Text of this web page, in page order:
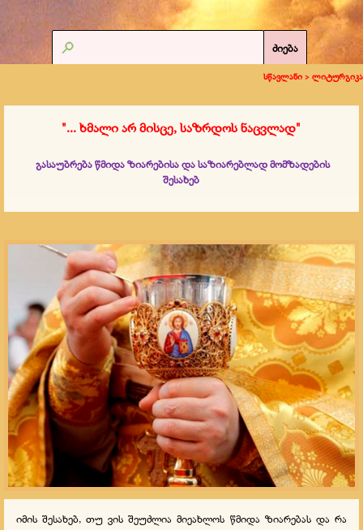
ძიება
სწავლანი > ლიტურგიკა
"... ხმალი არ მისცე, საზრდოს ნაცვლად"
გასაუბრება წმიდა ზიარებისა და საზიარებლად მომზადების
შესახებ
იმის შესახებ, თუ ვის შეუძლია მიეახლოს წმიდა ზიარებას და რა